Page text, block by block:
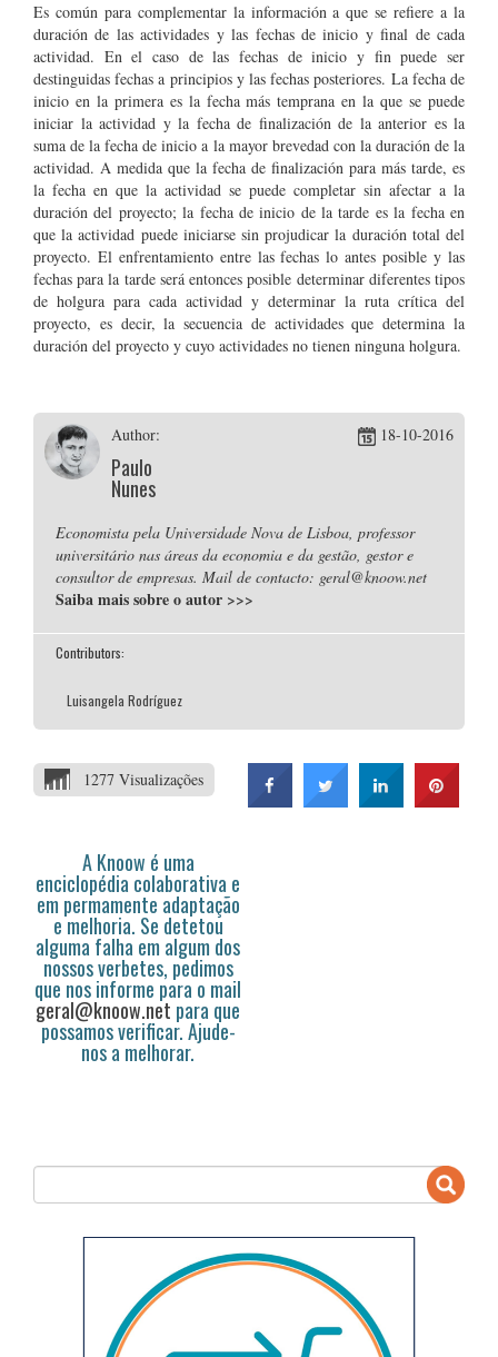
Es común para complementar la información a que se refiere a la
duración de las actividades y las fechas de inicio y final de cada
actividad. En el caso de las fechas de inicio y fin puede ser
destinguidas fechas a principios y las fechas posteriores. La fecha de
inicio en la primera es la fecha más temprana en la que se puede
iniciar la actividad y la fecha de finalización de la anterior es la
suma de la fecha de inicio a la mayor brevedad con la duración de la
actividad. A medida que la fecha de finalización para más tarde, es
la fecha en que la actividad se puede completar sin afectar a la
duración del proyecto; la fecha de inicio de la tarde es la fecha en
que la actividad puede iniciarse sin projudicar la duración total del
proyecto. El enfrentamiento entre las fechas lo antes posible y las
fechas para la tarde será entonces posible determinar diferentes tipos
de holgura para cada actividad y determinar la ruta crítica del
proyecto, es decir, la secuencia de actividades que determina la
duración del proyecto y cuyo actividades no tienen ninguna holgura.
Author:
Paulo
Nunes
18-10-2016
Economista pela Universidade Nova de Lisboa, professor
universitário nas áreas da economia e da gestão, gestor e
consultor de empresas. Mail de contacto: geral@knoow.net
Saiba mais sobre o autor >>>
Contributors:
Luisangela Rodríguez
1277 Visualizações
A Knoow é uma
enciclopédia colaborativa e
em permamente adaptação
e melhoria. Se detetou
alguma falha em algum dos
nossos verbetes, pedimos
que nos informe para o mail
geral@knoow.net para que
possamos verificar. Ajude-
nos a melhorar.